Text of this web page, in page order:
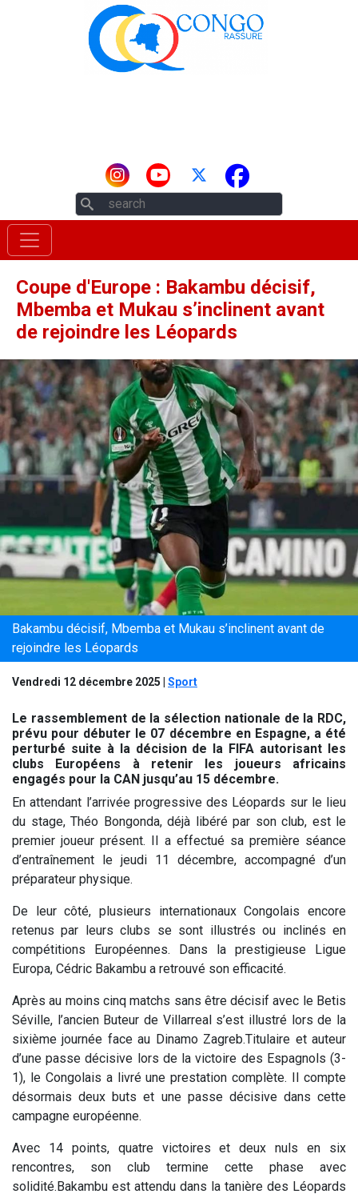
Aller au contenu principal
Coupe d'Europe : Bakambu décisif,
Mbemba et Mukau s’inclinent avant
de rejoindre les Léopards
Bakambu décisif, Mbemba et Mukau s’inclinent avant de
rejoindre les Léopards
Vendredi 12 décembre 2025 Sport
Le rassemblement de la sélection nationale de la RDC,
prévu pour débuter le 07 décembre en Espagne, a été
perturbé suite à la décision de la FIFA autorisant les
clubs Européens à retenir les joueurs africains
engagés pour la CAN jusqu’au 15 décembre.
En attendant l’arrivée progressive des Léopards sur le lieu
du stage, Théo Bongonda, déjà libéré par son club, est le
premier joueur présent. Il a effectué sa première séance
d’entraînement le jeudi 11 décembre, accompagné d’un
préparateur physique.
De leur côté, plusieurs internationaux Congolais encore
retenus par leurs clubs se sont illustrés ou inclinés en
compétitions Européennes. Dans la prestigieuse Ligue
Europa, Cédric Bakambu a retrouvé son efficacité.
Après au moins cinq matchs sans être décisif avec le Betis
Séville, l’ancien Buteur de Villarreal s’est illustré lors de la
sixième journée face au Dinamo Zagreb.Titulaire et auteur
d’une passe décisive lors de la victoire des Espagnols (3-
1), le Congolais a livré une prestation complète. Il compte
désormais deux buts et une passe décisive dans cette
campagne européenne.
Avec 14 points, quatre victoires et deux nuls en six
rencontres, son club termine cette phase avec
solidité.Bakambu est attendu dans la tanière des Léopards